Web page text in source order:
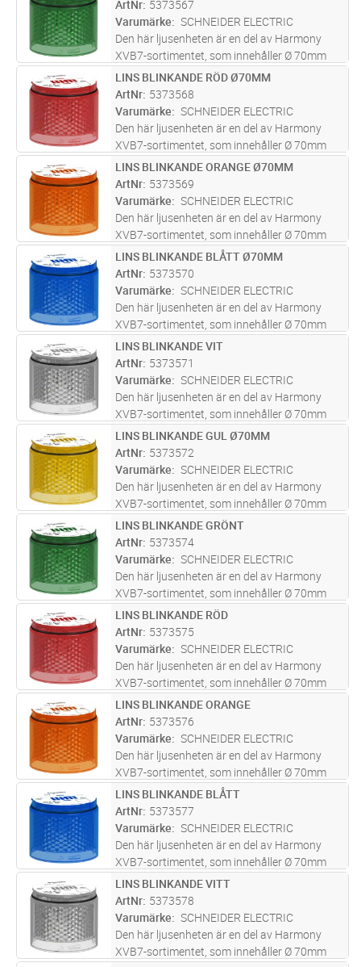
ArtNr 5373567
Varumärke
SCHNEIDER ELECTRIC
Den här ljusenheten är en del av Harmony
XVB7-sortimentet, som innehåller Ø 70mm
modulära ljuspelare designade för enkel
kundmontering. Denna gröna ljusenhet
ansluts till en bas och till andra ljus-...läs mer
ST Lägg i kundvagn
LINS BLINKANDE RÖD Ø70MM
ArtNr 5373568
Varumärke
SCHNEIDER ELECTRIC
Den här ljusenheten är en del av Harmony
XVB7-sortimentet, som innehåller Ø 70mm
modulära ljuspelare designade för enkel
kundmontering. Denna röda ljusenhet ansluts
till en bas och till andra ljus- e...läs mer
ST Lägg i kundvagn
LINS BLINKANDE ORANGE Ø70MM
ArtNr 5373569
Varumärke
SCHNEIDER ELECTRIC
Den här ljusenheten är en del av Harmony
XVB7-sortimentet, som innehåller Ø 70mm
modulära ljuspelare designade för enkel
kundmontering. Denna oranga ljusenheten
ansluts till en bas och till andra lju...läs mer
ST Lägg i kundvagn
LINS BLINKANDE BLÅTT Ø70MM
ArtNr 5373570
Varumärke
SCHNEIDER ELECTRIC
Den här ljusenheten är en del av Harmony
XVB7-sortimentet, som innehåller Ø 70mm
modulära ljuspelare designade för enkel
kundmontering. Denna blåa ljusenhet ansluts
till en bas och till andra ljus- e...läs mer
ST Lägg i kundvagn
LINS BLINKANDE VIT
ArtNr 5373571
Varumärke
SCHNEIDER ELECTRIC
Den här ljusenheten är en del av Harmony
XVB7-sortimentet, som innehåller Ø 70mm
modulära ljuspelare designade för enkel
kundmontering. Denna vita ljusenhet ansluts
till en bas och till andra ljus- e...läs mer
ST Lägg i kundvagn
LINS BLINKANDE GUL Ø70MM
ArtNr 5373572
Varumärke
SCHNEIDER ELECTRIC
Den här ljusenheten är en del av Harmony
XVB7-sortimentet, som innehåller Ø 70mm
modulära ljuspelare designade för enkel
kundmontering. Denna gula ljusenheten
ansluts till en bas och till andra ljus-...läs mer
ST Lägg i kundvagn
LINS BLINKANDE GRÖNT
ArtNr 5373574
Varumärke
SCHNEIDER ELECTRIC
Den här ljusenheten är en del av Harmony
XVB7-sortimentet, som innehåller Ø 70mm
modulära ljuspelare designade för enkel
kundmontering. Denna gröna ljusenhet
ansluts till en bas och till andra ljus-...läs mer
ST Lägg i kundvagn
LINS BLINKANDE RÖD
ArtNr 5373575
Varumärke
SCHNEIDER ELECTRIC
Den här ljusenheten är en del av Harmony
XVB7-sortimentet, som innehåller Ø 70mm
modulära ljuspelare designade för enkel
kundmontering. Denna röda ljusenhet ansluts
till en bas och till andra ljus- e...läs mer
ST Lägg i kundvagn
LINS BLINKANDE ORANGE
ArtNr 5373576
Varumärke
SCHNEIDER ELECTRIC
Den här ljusenheten är en del av Harmony
XVB7-sortimentet, som innehåller Ø 70mm
modulära ljuspelare designade för enkel
kundmontering. Denna oranga ljusenheten
ansluts till en bas och till andra lju...läs mer
ST Lägg i kundvagn
LINS BLINKANDE BLÅTT
ArtNr 5373577
Varumärke
SCHNEIDER ELECTRIC
Den här ljusenheten är en del av Harmony
XVB7-sortimentet, som innehåller Ø 70mm
modulära ljuspelare designade för enkel
kundmontering. Denna blåa ljusenhet ansluts
till en bas och till andra ljus- e...läs mer
ST Lägg i kundvagn
LINS BLINKANDE VITT
ArtNr 5373578
Varumärke
SCHNEIDER ELECTRIC
Den här ljusenheten är en del av Harmony
XVB7-sortimentet, som innehåller Ø 70mm